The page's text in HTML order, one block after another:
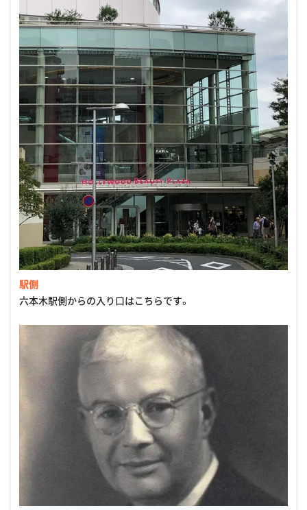
駅側
六本木駅側からの入り口はこちらです。